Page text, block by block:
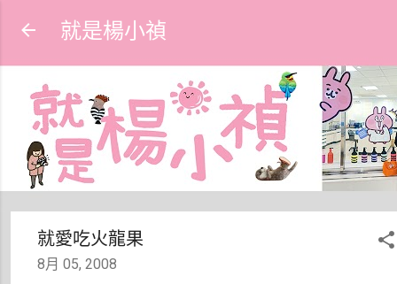
就是楊小禎
就愛吃火龍果
8月 05, 2008